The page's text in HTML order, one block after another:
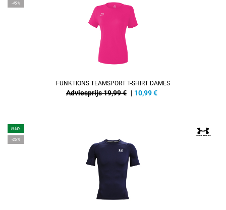
-45%
FUNKTIONS TEAMSPORT T-SHIRT DAMES
Adviesprijs 19,99 € | 10,99€
NEW
-25%